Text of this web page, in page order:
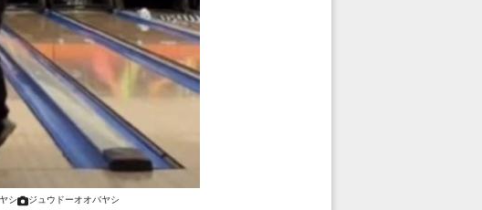
シ ジュウドーオオバヤシ